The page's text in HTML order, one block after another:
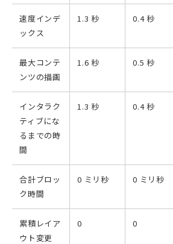
速度インデ
ックス
1.3 秒 0.4 秒
最大コンテ
ンツの描画
1.6 秒 0.5 秒
インタラク
ティブにな
るまでの時
間
1.3 秒 0.4 秒
合計ブロッ
ク時間
0 ミリ秒 0 ミリ秒
累積レイア
ウト変更
0 0